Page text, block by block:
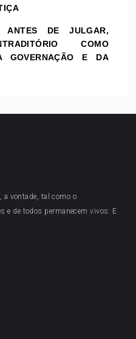
ANTES DE JULGAR,
COMO
GOVERNAÇÃO E DA
a vontade, tal como o
e de todos permanecem vivos. E